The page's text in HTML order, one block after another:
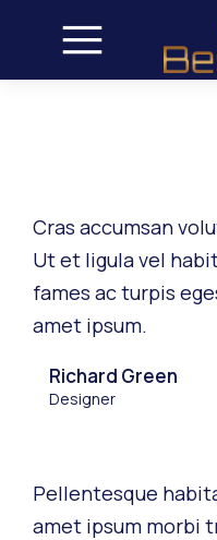
Cras accumsan
Ut et ligula vel
fames ac turpis
amet ipsum.
Richard Green
Designer
Pellentesque
amet ipsum morbi